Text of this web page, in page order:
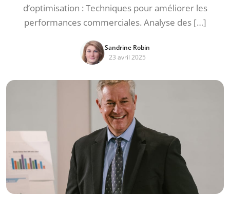
d’optimisation : Techniques pour améliorer les
performances commerciales. Analyse des […]
Sandrine Robin
23 avril 2025